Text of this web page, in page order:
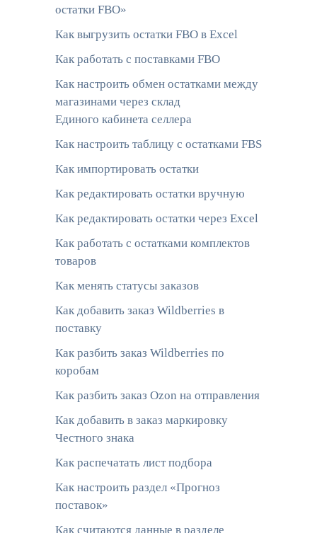
остатки FBO»
Как выгрузить остатки FBO в Excel
Как работать с поставками FBO
Как настроить обмен остатками между
магазинами через склад
Единого кабинета селлера
Как настроить таблицу с остатками FBS
Как импортировать остатки
Как редактировать остатки вручную
Как редактировать остатки через Excel
Как работать с остатками комплектов
товаров
Как менять статусы заказов
Как добавить заказ Wildberries в
поставку
Как разбить заказ Wildberries по
коробам
Как разбить заказ Ozon на отправления
Как добавить в заказ маркировку
Честного знака
Как распечатать лист подбора
Как настроить раздел «Прогноз
поставок»
Как считаются данные в разделе